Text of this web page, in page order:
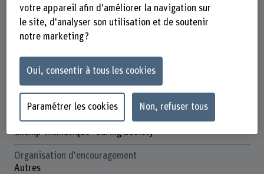
Fiche signalétique
Santé
Institut(s)
Soins infirmiers
Champ thématique stratégique
Champ thématique "Caring Society"
Organisation d'encouragement
Autres
votre appareil afin d'améliorer la navigation sur
le site, d'analyser son utilisation et de soutenir
notre marketing ?
Oui, consentir à tous les cookies
Paramétrer les cookies Non, refuser tous